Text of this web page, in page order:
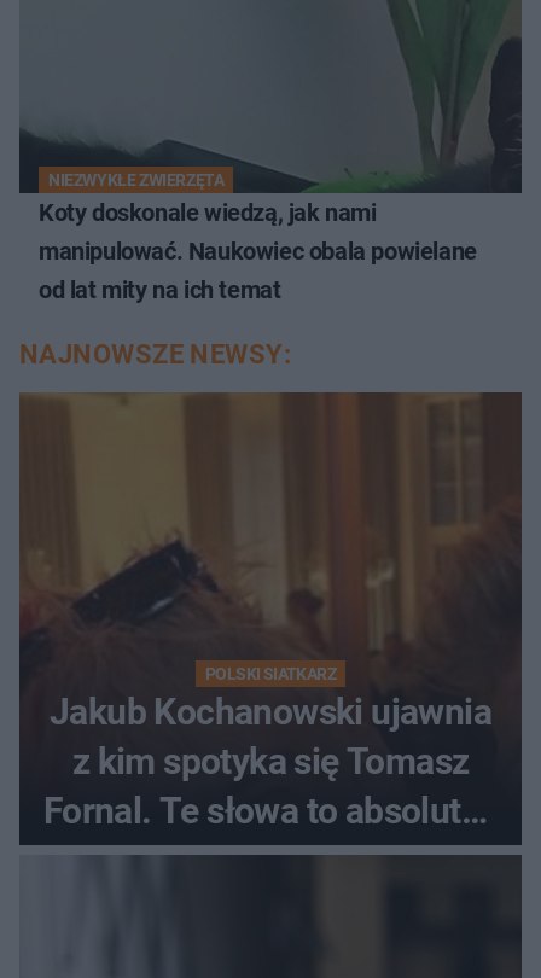
NIEZWYKŁE ZWIERZĘTA
Koty doskonale wiedzą, jak nami
manipulować. Naukowiec obala powielane
od lat mity na ich temat
NAJNOWSZE NEWSY:
POLSKI SIATKARZ
Jakub Kochanowski ujawnia
z kim spotyka się Tomasz
Fornal. Te słowa to absolutny
hit